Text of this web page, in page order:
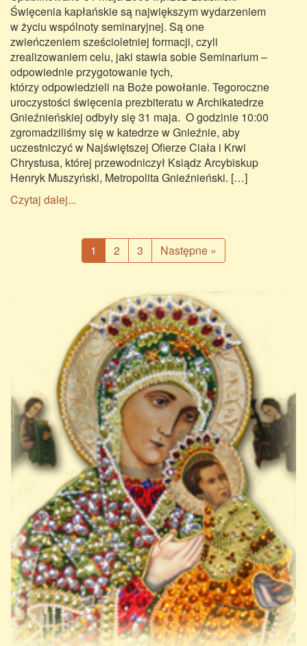
Święcenia kapłańskie są największym wydarzeniem
w życiu wspólnoty seminaryjnej. Są one
zwieńczeniem sześcioletniej formacji, czyli
zrealizowaniem celu, jaki stawia sobie Seminarium –
odpowiednie przygotowanie tych,
którzy odpowiedzieli na Boże powołanie. Tegoroczne
uroczystości święcenia prezbiteratu w Archikatedrze
Gnieźnieńskiej odbyły się 31 maja. O godzinie 10:00
zgromadziliśmy się w katedrze w Gnieźnie, aby
uczestniczyć w Najświętszej Ofierze Ciała i Krwi
Chrystusa, której przewodniczył Ksiądz Arcybiskup
Henryk Muszyński, Metropolita Gnieźnieński. […]
Czytaj dalej...
1 2 3 Następne »